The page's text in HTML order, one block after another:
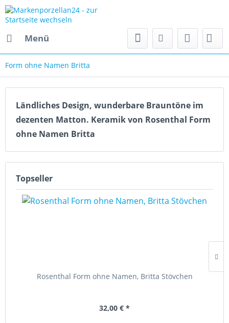
Menü
Form ohne Namen Britta
Ländliches Design, wunderbare Brauntöne im
dezenten Matton. Keramik von Rosenthal Form
ohne Namen Britta
Topseller
Rosenthal Form ohne Namen, Britta Stövchen
32,00 € *